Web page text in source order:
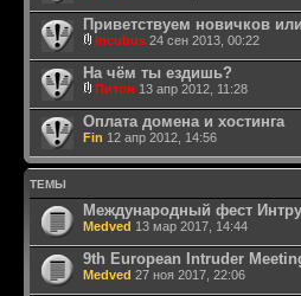
Приветствуем новичков
Incubus 24 сен 2013, 00:22
На чём ты ездишь?
Питон 13 апр 2012, 11:28
Оплата домена и хостинга
Fin 12 апр 2012, 14:56
ТЕМЫ
Международный фест
Medved 13 мар 2017, 14:44
9th European Intruder
Medved 27 ноя 2017, 22:06